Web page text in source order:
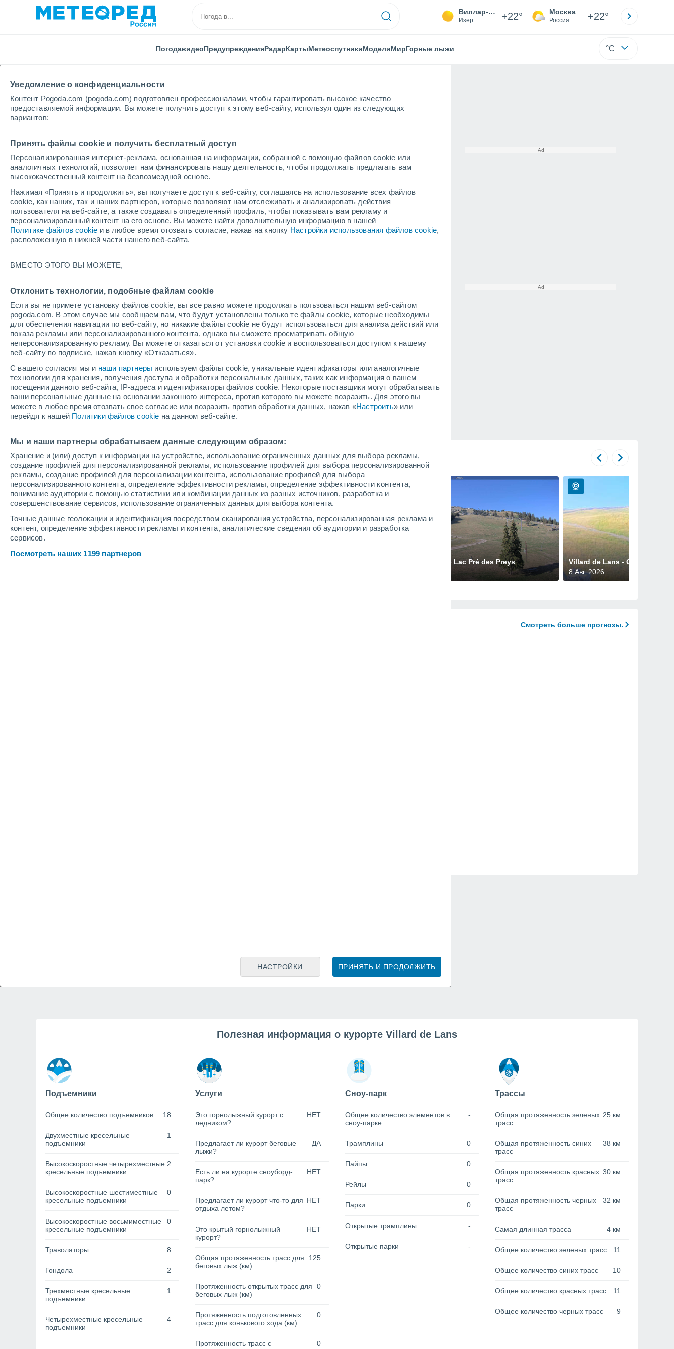
Уведомление о конфиденциальности
Контент Pogoda.com (pogoda.com) подготовлен профессионалами, чтобы гарантировать высокое качество
предоставляемой информации. Вы можете получить доступ к этому веб-сайту, используя один из следующих
вариантов:
Принять файлы cookie и получить бесплатный доступ
Персонализированная интернет-реклама, основанная на информации, собранной с помощью файлов cookie или
аналогичных технологий, позволяет нам финансировать нашу деятельность, чтобы продолжать предлагать вам
высококачественный контент на безвозмездной основе.
Нажимая «Принять и продолжить», вы получаете доступ к веб-сайту, соглашаясь на использование всех файлов
cookie, как наших, так и наших партнеров, которые позволяют нам отслеживать и анализировать действия
пользователя на веб-сайте, а также создавать определенный профиль, чтобы показывать вам рекламу и
персонализированный контент на его основе. Вы можете найти дополнительную информацию в нашей
Политике файлов cookie и в любое время отозвать согласие, нажав на кнопку Настройки использования файлов cookie,
расположенную в нижней части нашего веб-сайта.
ВМЕСТО ЭТОГО ВЫ МОЖЕТЕ,
Отклонить технологии, подобные файлам cookie
Если вы не примете установку файлов cookie, вы все равно можете продолжать пользоваться нашим веб-сайтом
pogoda.com. В этом случае мы сообщаем вам, что будут установлены только те файлы cookie, которые необходимы
для обеспечения навигации по веб-сайту, но никакие файлы cookie не будут использоваться для анализа действий или
показа рекламы или персонализированного контента, однако вы сможете просматривать общую
неперсонализированную рекламу. Вы можете отказаться от установки cookie и воспользоваться доступом к нашему
веб-сайту по подписке, нажав кнопку «Отказаться».
С вашего согласия мы и наши партнеры используем файлы cookie, уникальные идентификаторы или аналогичные
технологии для хранения, получения доступа и обработки персональных данных, таких как информация о вашем
посещении данного веб-сайта, IP-адреса и идентификаторы файлов cookie. Некоторые поставщики могут обрабатывать
ваши персональные данные на основании законного интереса, против которого вы можете возразить. Для этого вы
можете в любое время отозвать свое согласие или возразить против обработки данных, нажав «Настроить» или
перейдя к нашей Политики файлов cookie на данном веб-сайте.
Мы и наши партнеры обрабатываем данные следующим образом:
Хранение и (или) доступ к информации на устройстве, использование ограниченных данных для выбора рекламы,
создание профилей для персонализированной рекламы, использование профилей для выбора персонализированной
рекламы, создание профилей для персонализации контента, использование профилей для выбора
персонализированного контента, определение эффективности рекламы, определение эффективности контента,
понимание аудитории с помощью статистики или комбинации данных из разных источников, разработка и
совершенствование сервисов, использование ограниченных данных для выбора контента.
Точные данные геолокации и идентификация посредством сканирования устройства, персонализированная реклама и
контент, определение эффективности рекламы и контента, аналитические сведения об аудитории и разработка
сервисов.
Посмотреть наших 1199 партнеров
ПРИНЯТЬ И ПРОДОЛЖИТЬ
НАСТРОЙКИ
Виллар-де-Лан
Изер +22° Москва
Россия +22°
ПогодавидеоПредупрежденияРадарКартыМетеоспутникиМоделиМирГорные лыжи °C
Закрыта Погода в Вилларе-де-Лане
Villard de Lans
Открытие
12/12/2026
Остался 125 день
Закрытие
28/03/2027
cегодня
8 Авг.
завтра
9 Авг.
понедельник
10 Авг.
Трассы по уровням
сложности
11 10 11 9
Протяженность катабельных трасс в
километрах
0 /
Открытые трассы 0 / 41
Подъемники 0 / 18
Состояние снега
Глубина снега у подножья
Тип покрытия у подножья склона
Тип покрытия на вершине склона
Веб-камеры курорта Виллар-де-Лан
Villard de Lans - Les Hauts Plateaux/Porte de
Villard de Lans - Lac Pré des Preys
Villard de Lans - Colline des
8 Авг. 2026
Смотреть больше прогнозы.
Полезная информация о курорте Villard de Lans
Подъемники
Общее количество подъемников 18
Двухместные кресельные
подъемники
1
Высокоскоростные четырехместные
кресельные подъемники
2
Высокоскоростные шестиместные
кресельные подъемники
0
Высокоскоростные восьмиместные
кресельные подъемники
0
Траволаторы 8
Гондола 2
Трехместные кресельные
подъемники
1
Четырехместные кресельные
подъемники
4
Услуги
Это горнолыжный курорт с
ледником?
НЕТ
Предлагает ли курорт беговые
лыжи?
ДА
Есть ли на курорте сноуборд-
парк?
НЕТ
Предлагает ли курорт что-то для
отдыха летом?
НЕТ
Это крытый горнолыжный
курорт?
НЕТ
Общая протяженность трасс для
беговых лыж (км)
125
Протяженность открытых трасс для
беговых лыж (км)
0
Протяженность подготовленных
трасс для конькового хода (км)
0
Протяженность трасс с
0
Сноу-парк
Общее количество элементов в
сноу-парке
-
Трамплины 0
Пайпы 0
Рейлы 0
Парки 0
Открытые трамплины -
Открытые парки -
Трассы
Общая протяженность зеленых
трасс
25 км
Общая протяженность синих
трасс
38 км
Общая протяженность красных
трасс
30 км
Общая протяженность черных
трасс
32 км
Самая длинная трасса 4 км
Общее количество зеленых трасс 11
Общее количество синих трасс 10
Общее количество красных трасс 11
Общее количество черных трасс 9